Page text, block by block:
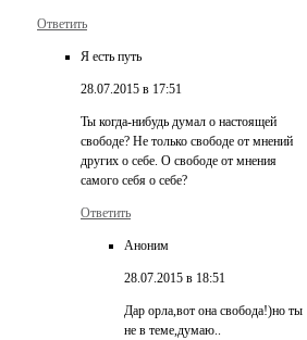
Ответить
Я есть путь
28.07.2015 в 17:51
Ты когда-нибудь думал о настоящей
свободе? Не только свободе от мнений
других о себе. О свободе от мнения
самого себя о себе?
Ответить
Аноним
28.07.2015 в 18:51
Дар орла,вот она свобода!)но ты
не в теме,думаю..